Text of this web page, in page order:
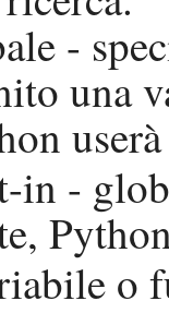
-
una
in -
o